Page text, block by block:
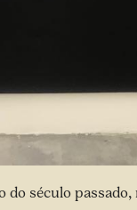
do século